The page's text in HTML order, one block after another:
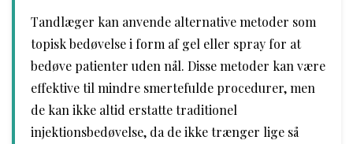
Tandlæger kan anvende alternative metoder som
topisk bedøvelse i form af gel eller spray for at
bedøve patienter uden nål. Disse metoder kan være
effektive til mindre smertefulde procedurer, men
de kan ikke altid erstatte traditionel
injektionsbedøvelse, da de ikke trænger lige så